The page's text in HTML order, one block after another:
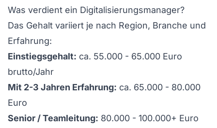
Was verdient ein Digitalisierungsmanager?
Das Gehalt variiert je nach Region, Branche und
Erfahrung:
Einstiegsgehalt: ca. 55.000 - 65.000 Euro
brutto/Jahr
Mit 2-3 Jahren Erfahrung: ca. 65.000 - 80.000
Euro
Senior / Teamleitung: 80.000 - 100.000+ Euro